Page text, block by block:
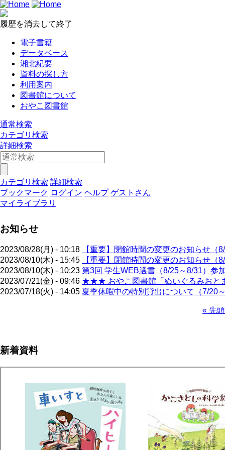
履歴を消去して終了
電子書籍
データベース
湘北紀要
資料の探し方
利用案内
図書館について
おやこ図書館
通常検索
カテゴリ検索
詳細検索
カテゴリ検索 詳細検索
ブックマーク ログイン ヘルプ ゲストさん
マイライブラリ
お知らせ
2023/08/28(月) - 10:18
【重要】閉館時間の変更のお知らせ（
2023/08/10(木) - 15:45
【重要】閉館時間の変更のお知らせ（
2023/08/10(木) - 10:23 第3回 学生WEB選書（8/25～8/31）参
2023/07/21(金) - 09:46 ★★★ おやこ図書館「ぬいぐるみおと
2023/07/18(火) - 14:05 夏季休暇中の特別貸出について（7/20
送
先
« 先頭
新着資料